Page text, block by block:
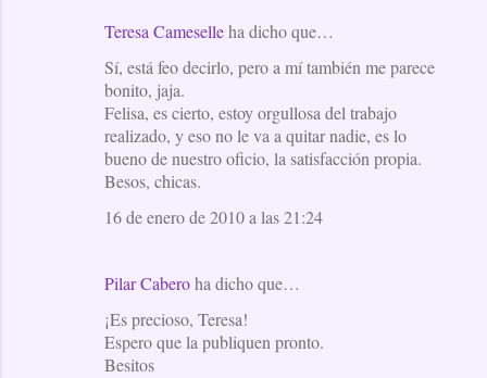
Teresa Cameselleha dicho que…
Sí, está feo decirlo, pero a mí también me parece
bonito, jaja.
Felisa, es cierto, estoy orgullosa del trabajo
realizado, y eso no le va a quitar nadie, es lo
bueno de nuestro oficio, la satisfacción propia.
Besos, chicas.
16 de enero de 2010 a las 21:24
Pilar Caberoha dicho que…
¡Es precioso, Teresa!
Espero que la publiquen pronto.
Besitos